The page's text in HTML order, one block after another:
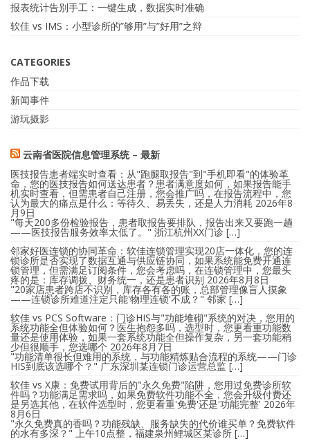
报表统计告别手工：一键生成，数据实时准确
软佳 vs IMS：小型诊所的”够用”与”好用”之辩
CATEGORIES
作品下载
新闻事件
游玩摄影
云南省医院信息管理系统 – 最新
医技报告患者端实时查看：从"跑腿取报告"到"手机即看"的体验革
命，您的医技报告如何送达患者？患者满意度如何，如果报告能手
机实时查看，但需患者自己注册，您会推广吗，在报告流程中，您
认为最大的痛点是什么：等待久、易丢失，还是人力消耗 2026年8
月9日
"每天200多份检验报告，患者取报告要排队，报告出来又要跑一趟
——医技报告服务效率太低了。" 浙江杭州XX门诊 […]
邻家好医连锁的协同革命：软佳连锁管理实现20店一体化，您的连
锁诊所是否实现了数据互通与供应链协同，如果系统能免费开通连
锁管理，但需满足订阅条件，您会考虑吗，在连锁管理中，您最头
疼的是：库存调拨、财务统一，还是患者识别 2026年8月8日
"20家店患者跨店不识别，库存各有各的账，总部管理像盲人摸象
——连锁诊所难道注定只能'物理连锁'不成？" 邻家 […]
软佳 vs PCS Software：门诊HIS与"功能堆砌"系统的对决，您用的
系统功能全但体验如何？医生抱怨多吗，选型时，您更看重功能数
量还是使用体验，如果一套系统功能全但操作复杂，另一套功能稍
少但很顺手，您选哪个 2026年8月7日
"功能清单很长但难用的系统，与功能精炼贴合流程的系统——门诊
HIS到底该选哪个？" 广东深圳某连锁门诊运营总监 […]
软佳 vs X康：免费试用背后的"永久免费"陷阱，您用过免费诊所软
件吗？功能满足需求吗，如果免费软件功能不全，您会升级付费还
是另选其他，在软件选型时，您更看重'免费'还是'功能完整' 2026年
8月6日
"永久免费真的香吗？功能残缺、服务缺失的代价谁买单？免费软件
的水有多深？" 上午10点整，福建泉州鲤城区某诊所 […]